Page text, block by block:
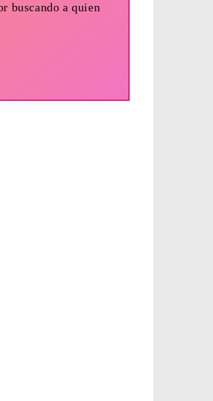
buscando a quien